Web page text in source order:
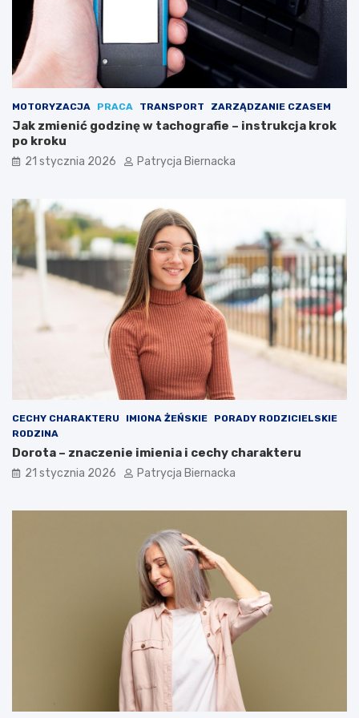
k
s
z
e
ś
o
p
a
k
?
MOTORYZACJA PRACA TRANSPORT ZARZĄDZANIE CZASEM
Jak zmienić godzinę w tachografie – instrukcja krok
po kroku
21 stycznia 2026 Patrycja Biernacka
CECHY CHARAKTERU IMIONA ŻEŃSKIE
PORADY RODZICIELSKIE
RODZINA
Dorota – znaczenie imienia i cechy charakteru
21 stycznia 2026 Patrycja Biernacka